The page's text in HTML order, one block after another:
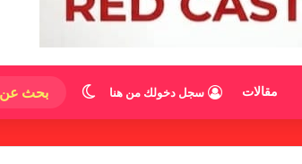
مقالات سجل دخولك من هنا الوضع المظلم